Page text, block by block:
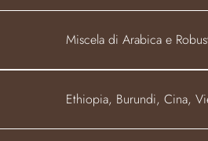
Miscela di Arabica e
Ethiopia, Burundi, Cina,